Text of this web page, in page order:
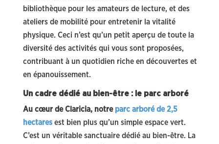
bibliothèque pour les amateurs de lecture, et des
ateliers de mobilité pour entretenir la vitalité
physique. Ceci n’est qu’un petit aperçu de toute la
diversité des activités qui vous sont proposées,
contribuant à un quotidien riche en découvertes et
en épanouissement.
Un cadre dédié au bien-être : le parc arboré
Au cœur de Claricia, notre parc arboré de 2,5
hectaresest bien plus qu’un simple espace vert.
C’est un véritable sanctuaire dédié au bien-être. La